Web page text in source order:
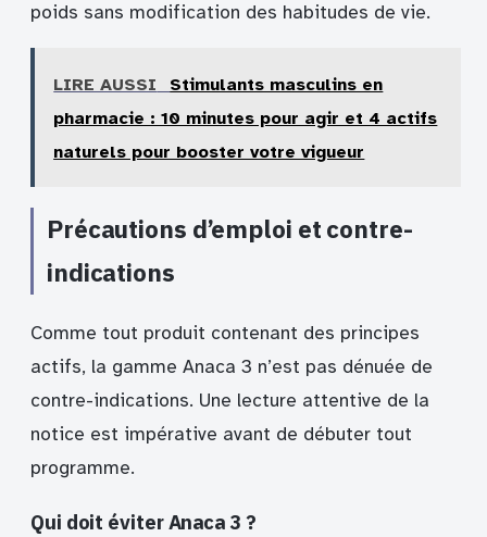
poids sans modification des habitudes de vie.
LIRE AUSSI
Stimulants masculins en
pharmacie : 10 minutes pour agir et 4 actifs
naturels pour booster votre vigueur
Précautions d’emploi et contre-
indications
Comme tout produit contenant des principes
actifs, la gamme Anaca 3 n’est pas dénuée de
contre-indications. Une lecture attentive de la
notice est impérative avant de débuter tout
programme.
Qui doit éviter Anaca 3 ?